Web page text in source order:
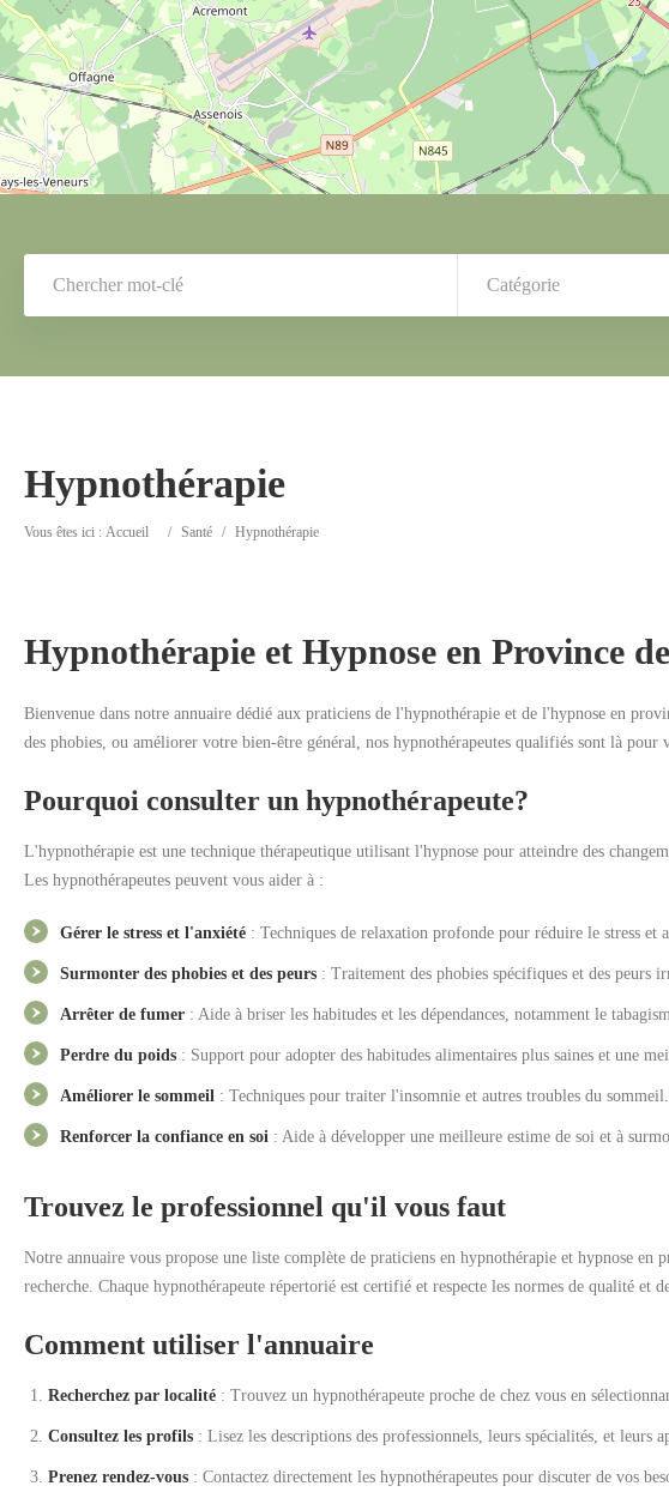
Catégorie
Hypnothérapie
Vous êtes ici : Accueil / Santé / Hypnothérapie
Hypnothérapie et Hypnose en Province
Bienvenue dans notre annuaire dédié aux praticiens de l'hypnothérapie et de l'hypnose en
des phobies, ou améliorer votre bien-être général, nos hypnothérapeutes qualifiés sont là pour
Pourquoi consulter un hypnothérapeute?
L'hypnothérapie est une technique thérapeutique utilisant l'hypnose pour atteindre des
Les hypnothérapeutes peuvent vous aider à :
Gérer le stress et l'anxiété : Techniques de relaxation profonde pour réduire le stress et
Surmonter des phobies et des peurs : Traitement des phobies spécifiques et des peurs
Arrêter de fumer : Aide à briser les habitudes et les dépendances, notamment le
Perdre du poids : Support pour adopter des habitudes alimentaires plus saines et une
Améliorer le sommeil : Techniques pour traiter l'insomnie et autres troubles du sommeil.
Renforcer la confiance en soi : Aide à développer une meilleure estime de soi et à
Trouvez le professionnel qu'il vous faut
Notre annuaire vous propose une liste complète de praticiens en hypnothérapie et hypnose
recherche. Chaque hypnothérapeute répertorié est certifié et respecte les normes de qualité et
Comment utiliser l'annuaire
Recherchez par localité : Trouvez un hypnothérapeute proche de chez vous en
Consultez les profils : Lisez les descriptions des professionnels, leurs spécialités, et leurs
Prenez rendez-vous : Contactez directement les hypnothérapeutes pour discuter de vos